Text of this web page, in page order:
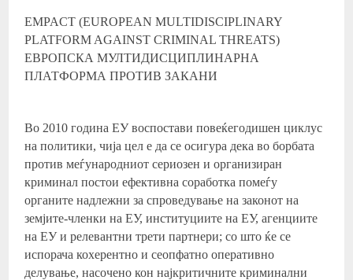
EMPACT (EUROPEAN MULTIDISCIPLINARY
PLATFORM AGAINST CRIMINAL THREATS)
ЕВРОПСКА МУЛТИДИСЦИПЛИНАРНА
ПЛАТФОРМА ПРОТИВ ЗАКАНИ
Во 2010 година ЕУ воспостави повеќегодишен циклус
на политики, чија цел е да се осигура дека во борбата
против меѓународниот сериозен и организиран
криминал постои ефективна соработка помеѓу
органите надлежни за спроведување на законот на
земјите-членки на ЕУ, институциите на ЕУ, агенциите
на ЕУ и релевантни трети партнери; со што ќе се
испорача кохерентно и сеопфатно оперативно
делување, насочено кон најкритичните криминални